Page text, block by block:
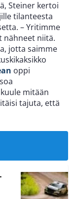
Steiner kertoi
tilanteesta
– Yritimme
nähneet niitä.
jotta saimme
oppi
mitään
tajuta, että